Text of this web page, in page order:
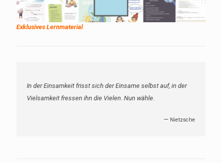
Exklusives Lernmaterial
In der Einsamkeit frisst sich der Einsame selbst auf, in der
Vielsamkeit fressen ihn die Vielen. Nun wähle.
— Nietzsche